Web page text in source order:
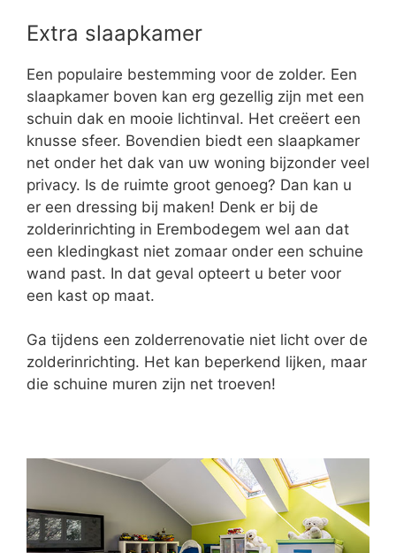
Extra slaapkamer
Een populaire bestemming voor de zolder. Een
slaapkamer boven kan erg gezellig zijn met een
schuin dak en mooie lichtinval. Het creëert een
knusse sfeer. Bovendien biedt een slaapkamer
net onder het dak van uw woning bijzonder veel
privacy. Is de ruimte groot genoeg? Dan kan u
er een dressing bij maken! Denk er bij de
zolderinrichting in Erembodegem wel aan dat
een kledingkast niet zomaar onder een schuine
wand past. In dat geval opteert u beter voor
een kast op maat.
Ga tijdens een zolderrenovatie niet licht over de
zolderinrichting. Het kan beperkend lijken, maar
die schuine muren zijn net troeven!